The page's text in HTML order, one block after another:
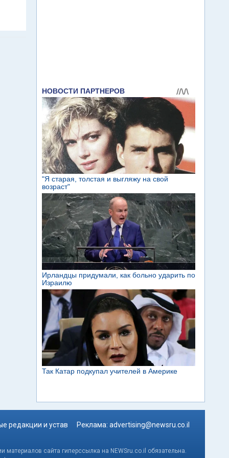
редакции и устав Реклама: advertising@newsru.co.il
сайта гиперссылка на NEWSru.co.il обязательна.